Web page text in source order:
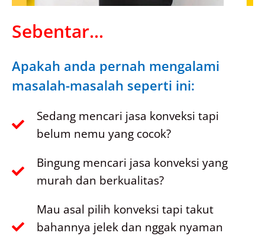
Sebentar...
Apakah anda pernah mengalami
masalah-masalah seperti ini:
Sedang mencari jasa konveksi tapi
belum nemu yang cocok?
Bingung mencari jasa konveksi yang
murah dan berkualitas?
Mau asal pilih konveksi tapi takut
bahannya jelek dan nggak nyaman